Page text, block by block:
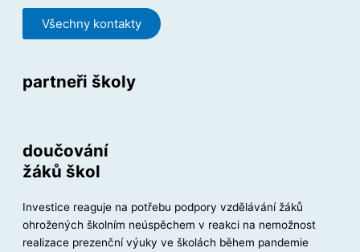
Všechny kontakty
partneři školy
doučování
žáků škol
Investice reaguje na potřebu podpory vzdělávání žáků
ohrožených školním neúspěchem v reakci na nemožnost
realizace prezenční výuky ve školách během pandemie